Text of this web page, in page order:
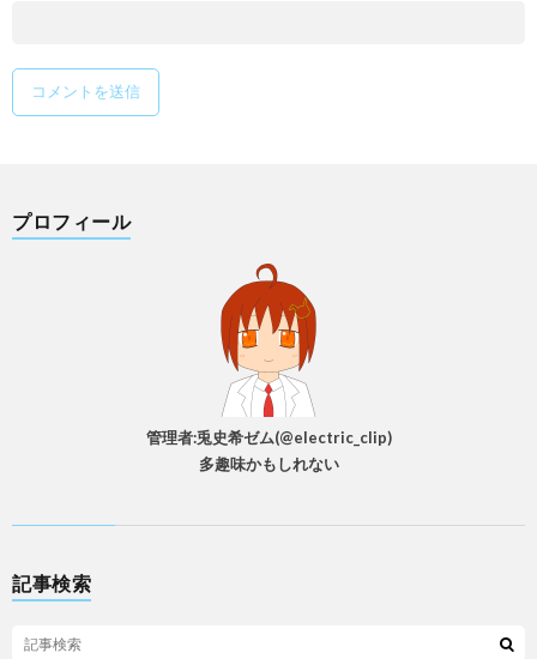
プロフィール
管理者:兎史希ゼム(@electric_clip)
多趣味かもしれない
記事検索